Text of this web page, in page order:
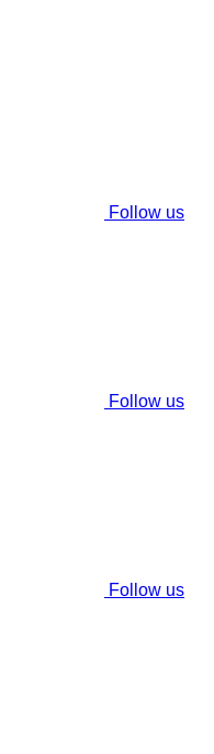
Follow us
Follow us
Follow us